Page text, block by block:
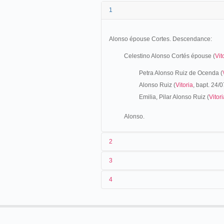
1
Alonso épouse Cortes. Descendance:
Celestino Alonso Cortés épouse (
Petra Alonso Ruiz de Ocenda (
Alonso Ruiz (Vitoria, bapt. 24/
Emilia, Pilar Alonso Ruiz (
Alonso.
2
3
4